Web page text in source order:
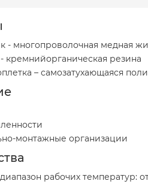
- многопроволочная медная
кремнийорганическая резина
– самозатухающаяся
монтажные организации
рабочих температур: